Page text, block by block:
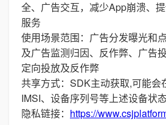
全、广告交互，减少App崩溃、
服务
使用场景范围：广告分发曝光和
及广告监测归因、反作弊、广告
定向投放及反作弊
共享方式：SDK主动获取,可能会
IMSI、设备序列号等上述设备状态
隐私链接： https://